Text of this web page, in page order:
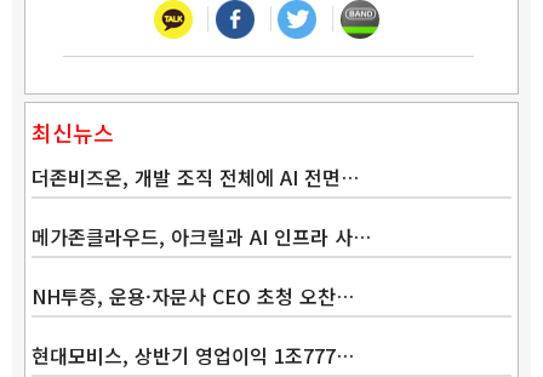
최신뉴스
더존비즈온, 개발 조직 전체에 AI 전면…
메가존클라우드, 아크릴과 AI 인프라 사…
NH투증, 운용·자문사 CEO 초청 오찬…
현대모비스, 상반기 영업이익 1조777…